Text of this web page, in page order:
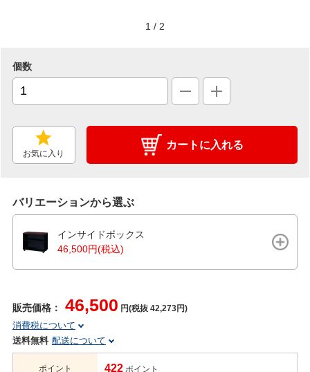
1 / 2
個数
お気に入り
カートに入れる
バリエーションから選ぶ
インサイドボックス
46,500円(税込)
販売価格： 46,500 円(税抜 42,273円)
消費税について
送料無料 配送について
ポイント 422 ポイント